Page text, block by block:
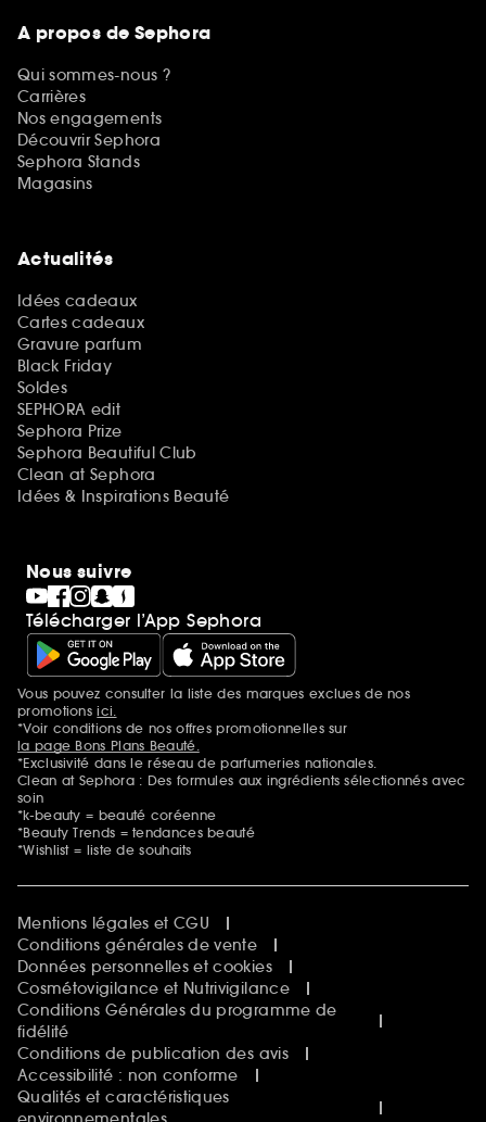
A propos de Sephora
Qui sommes-nous ?
Carrières
Nos engagements
Découvrir Sephora
Sephora Stands
Magasins
Actualités
Idées cadeaux
Cartes cadeaux
Gravure parfum
Black Friday
Soldes
SEPHORA edit
Sephora Prize
Sephora Beautiful Club
Clean at Sephora
Idées & Inspirations Beauté
Nous suivre
Télécharger l’App Sephora
Mentions additionnelles
Vous pouvez consulter la liste des marques exclues de nos
promotionsici.
*Voir conditions de nos offres promotionnelles sur
la page Bons Plans Beauté.
*Exclusivité dans le réseau de parfumeries nationales.
Clean at Sephora : Des formules aux ingrédients sélectionnés avec
soin
*k-beauty = beauté coréenne
*Beauty Trends = tendances beauté
*Wishlist = liste de souhaits
Mentions légales et CGU
Conditions générales de vente
Données personnelles et cookies
Cosmétovigilance et Nutrivigilance
Conditions Générales du programme de
fidélité
Conditions de publication des avis
Accessibilité : non conforme
Qualités et caractéristiques